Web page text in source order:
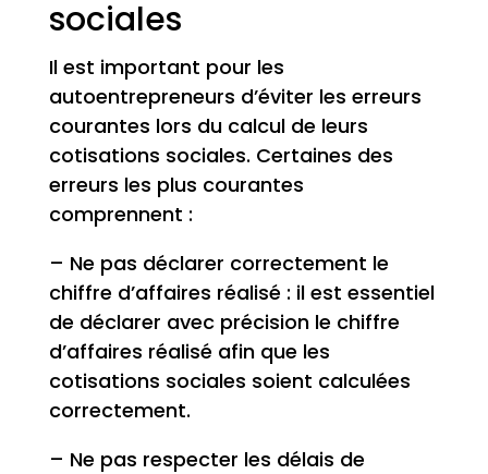
sociales
Il est important pour les
autoentrepreneurs d’éviter les erreurs
courantes lors du calcul de leurs
cotisations sociales. Certaines des
erreurs les plus courantes
comprennent :
– Ne pas déclarer correctement le
chiffre d’affaires réalisé : il est essentiel
de déclarer avec précision le chiffre
d’affaires réalisé afin que les
cotisations sociales soient calculées
correctement.
– Ne pas respecter les délais de